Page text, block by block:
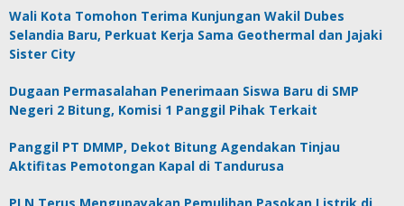
Wali Kota Tomohon Terima Kunjungan Wakil Dubes
Selandia Baru, Perkuat Kerja Sama Geothermal dan Jajaki
Sister City
Dugaan Permasalahan Penerimaan Siswa Baru di SMP
Negeri 2 Bitung, Komisi 1 Panggil Pihak Terkait
Panggil PT DMMP, Dekot Bitung Agendakan Tinjau
Aktifitas Pemotongan Kapal di Tandurusa